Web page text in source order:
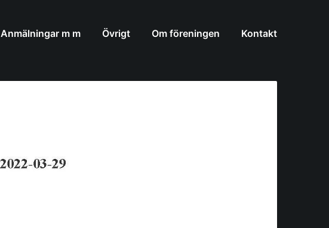
Anmälningar m m Övrigt Om föreningen Kontakt